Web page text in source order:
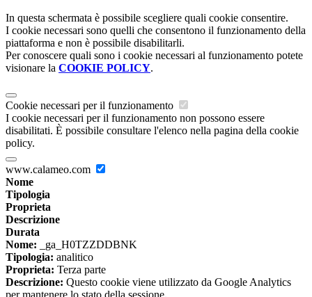
In questa schermata è possibile scegliere quali cookie consentire.
I cookie necessari sono quelli che consentono il funzionamento della
piattaforma e non è possibile disabilitarli.
Per conoscere quali sono i cookie necessari al funzionamento potete
visionare la COOKIE POLICY.
Cookie necessari per il funzionamento
I cookie necessari per il funzionamento non possono essere
disabilitati. È possibile consultare l'elenco nella pagina della cookie
policy.
www.calameo.com
Nome
Tipologia
Proprieta
Descrizione
Durata
Nome: _ga_H0TZZDDBNK
Tipologia: analitico
Proprieta: Terza parte
Descrizione: Questo cookie viene utilizzato da Google Analytics